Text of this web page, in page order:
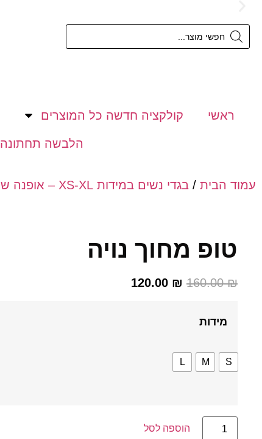
משלוח חינם מעל 300 ש"ח
ראשי קולקציה חדשה כל המוצרים
הלבשה תחתונה
עמוד הבית / בגדי נשים במידות XS-XL – אופנה שמתאימה לכל מבנה גוף.
טופ מחוך נויה
160.00₪
120.00 ₪
מידות
S
M
L
הוספה לסל